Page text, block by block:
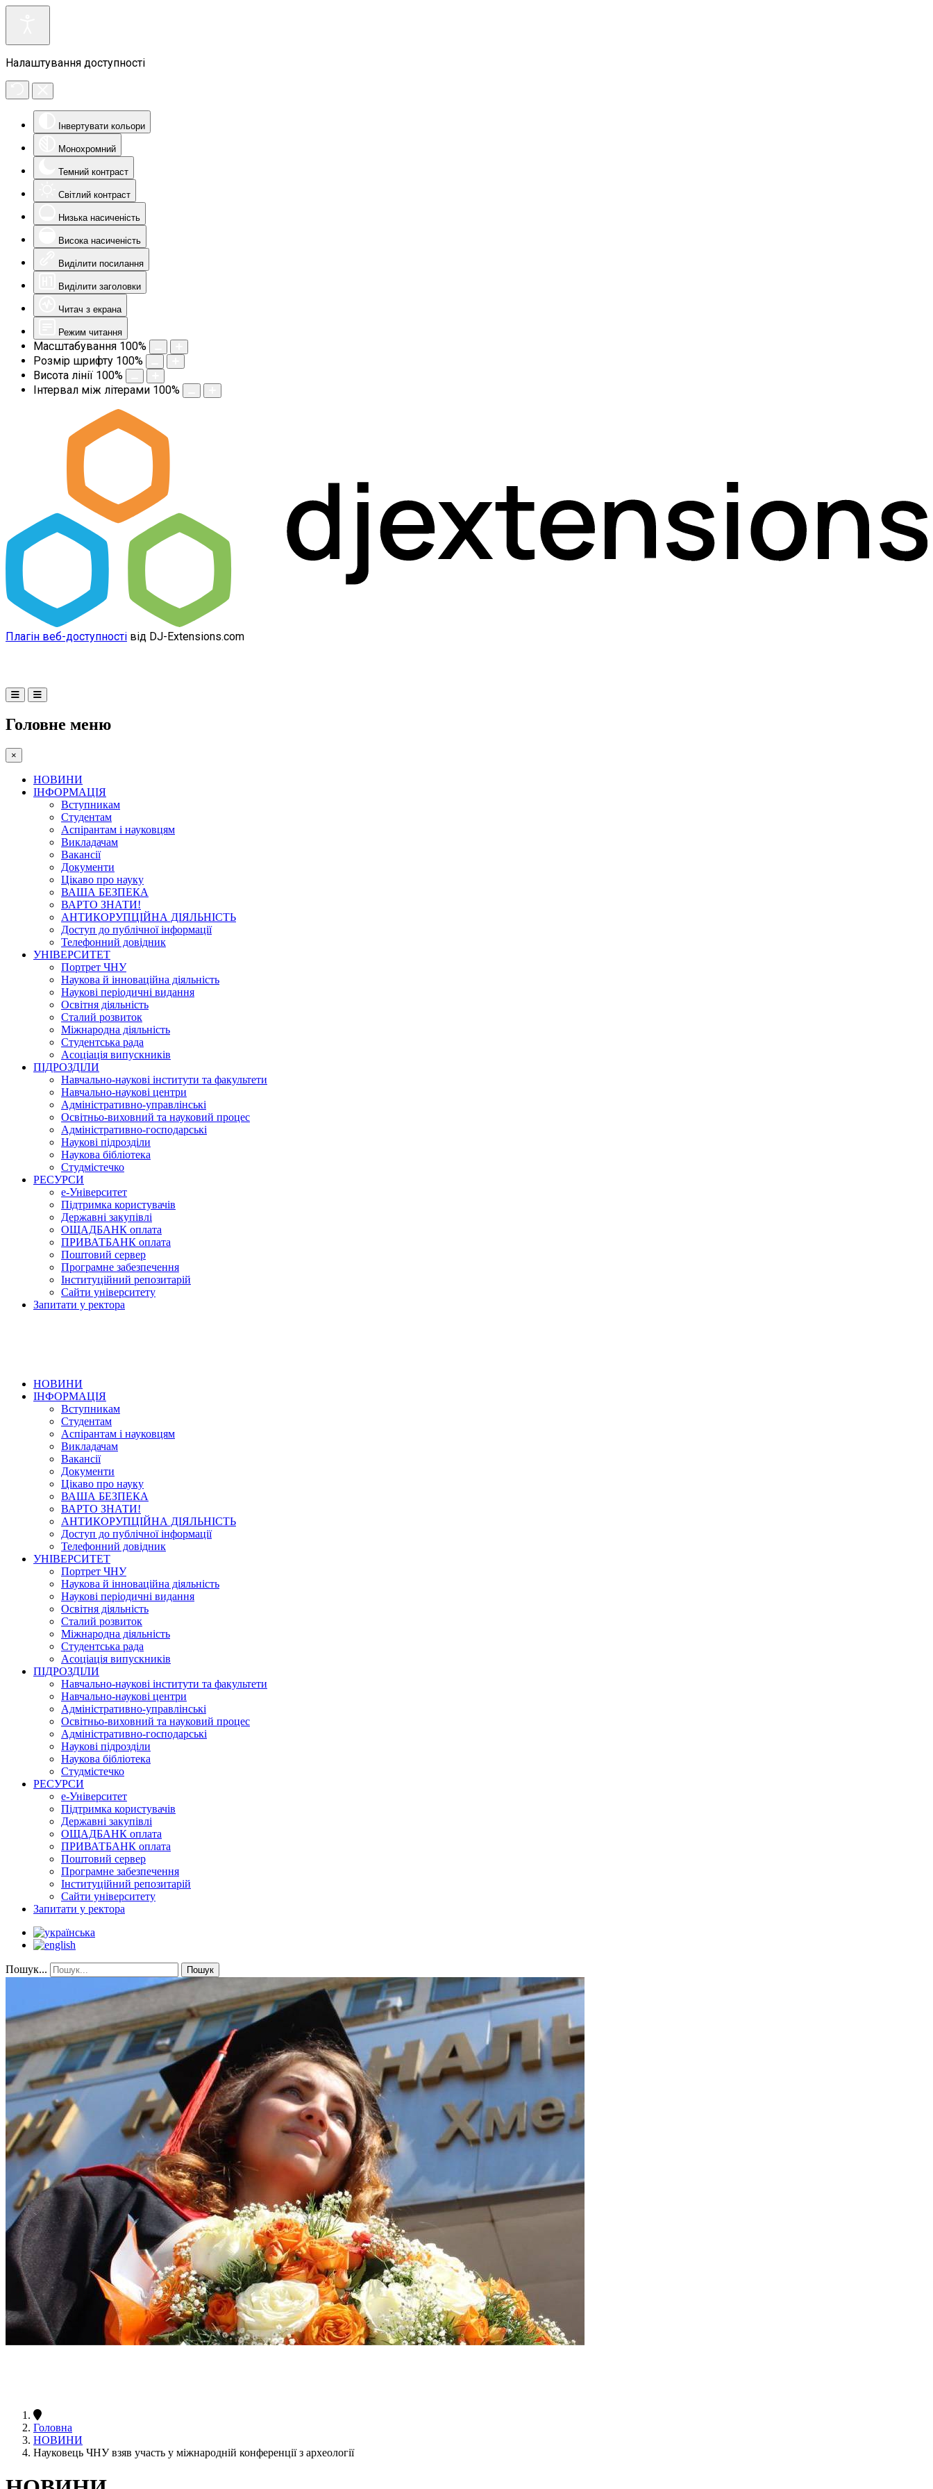
Налаштування доступності
Інвертувати кольори
Монохромний
Темний контраст
Світлий контраст
Низька насиченість
Висока насиченість
Виділити посилання
Виділити заголовки
Читач з екрана
Режим читання
Масштабування 100%
Розмір шрифту 100%
Висота лінії 100%
Інтервал між літерами 100%
Плагін веб-доступності від DJ-Extensions.com
Головне меню
×
НОВИНИ
ІНФОРМАЦІЯ
Вступникам
Студентам
Аспірантам і науковцям
Викладачам
Вакансії
Документи
Цікаво про науку
ВАША БЕЗПЕКА
ВАРТО ЗНАТИ!
АНТИКОРУПЦІЙНА ДІЯЛЬНІСТЬ
Доступ до публічної інформації
Телефонний довідник
УНІВЕРСИТЕТ
Портрет ЧНУ
Наукова й інноваційна діяльність
Наукові періодичні видання
Освітня діяльність
Сталий розвиток
Міжнародна діяльність
Студентська рада
Асоціація випускників
ПІДРОЗДІЛИ
Навчально-наукові інститути та факультети
Навчально-наукові центри
Адміністративно-управлінські
Освітньо-виховний та науковий процес
Адміністративно-господарські
Наукові підрозділи
Наукова бібліотека
Студмістечко
РЕСУРСИ
е-Університет
Підтримка користувачів
Державні закупівлі
ОЩАДБАНК оплата
ПРИВАТБАНК оплата
Поштовий сервер
Програмне забезпечення
Інституційний репозитарій
Сайти університету
Запитати у ректора
НОВИНИ
ІНФОРМАЦІЯ
Вступникам
Студентам
Аспірантам і науковцям
Викладачам
Вакансії
Документи
Цікаво про науку
ВАША БЕЗПЕКА
ВАРТО ЗНАТИ!
АНТИКОРУПЦІЙНА ДІЯЛЬНІСТЬ
Доступ до публічної інформації
Телефонний довідник
УНІВЕРСИТЕТ
Портрет ЧНУ
Наукова й інноваційна діяльність
Наукові періодичні видання
Освітня діяльність
Сталий розвиток
Міжнародна діяльність
Студентська рада
Асоціація випускників
ПІДРОЗДІЛИ
Навчально-наукові інститути та факультети
Навчально-наукові центри
Адміністративно-управлінські
Освітньо-виховний та науковий процес
Адміністративно-господарські
Наукові підрозділи
Наукова бібліотека
Студмістечко
РЕСУРСИ
е-Університет
Підтримка користувачів
Державні закупівлі
ОЩАДБАНК оплата
ПРИВАТБАНК оплата
Поштовий сервер
Програмне забезпечення
Інституційний репозитарій
Сайти університету
Запитати у ректора
Пошук... Пошук
Головна
НОВИНИ
Науковець ЧНУ взяв участь у міжнародній конференції з археології